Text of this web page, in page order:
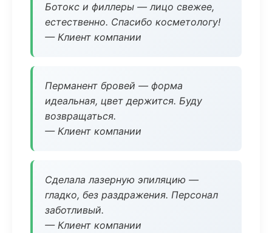
Ботокс и филлеры — лицо свежее,
естественно. Спасибо косметологу!
— Клиент компании
Перманент бровей — форма
идеальная, цвет держится. Буду
возвращаться.
— Клиент компании
Сделала лазерную эпиляцию —
гладко, без раздражения. Персонал
заботливый.
— Клиент компании